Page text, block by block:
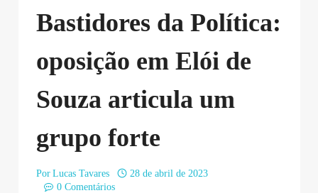
Bastidores da Política:
oposição em Elói de
Souza articula um
grupo forte
Por Lucas Tavares
28 de abril de 2023
0 Comentários